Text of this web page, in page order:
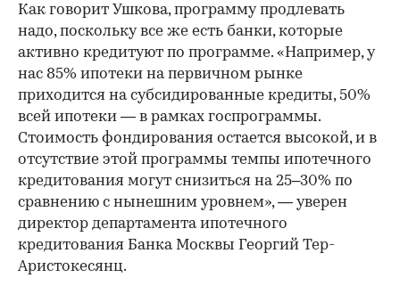
Как говорит Ушкова, программу продлевать
надо, поскольку все же есть банки, которые
активно кредитуют по программе. «Например, у
нас 85% ипотеки на первичном рынке
приходится на субсидированные кредиты, 50%
всей ипотеки — в рамках госпрограммы.
Стоимость фондирования остается высокой, и в
отсутствие этой программы темпы ипотечного
кредитования могут снизиться на 25–30% по
сравнению с нынешним уровнем», — уверен
директор департамента ипотечного
кредитования Банка Москвы Георгий Тер-
Аристокесянц.